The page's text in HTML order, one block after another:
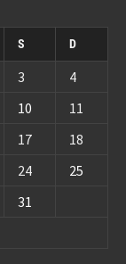
S D
3
4
10
11
17
18
24
25
31